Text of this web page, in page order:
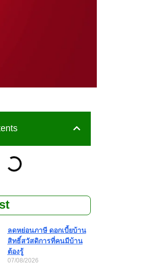
ลดหย่อนภาษี ดอกเบี้ยบ้าน
สิทธิ์สวัสดิการที่คนมีบ้าน
ต้องรู้
07/08/2026